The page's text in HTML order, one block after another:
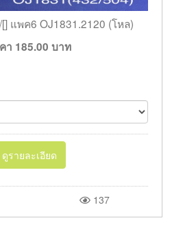
แพค6 OJ1831.2120 (โหล)
า 185.00 บาท
ดูรายละเอียด
137